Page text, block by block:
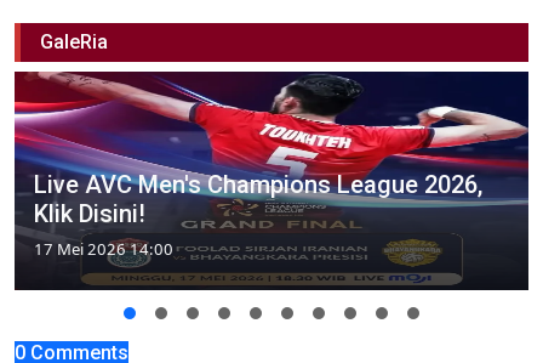
GaleRia
Live AVC Men's Champions League 2026,
Klik Disini!
17 Mei 2026 14:00
0 Comments